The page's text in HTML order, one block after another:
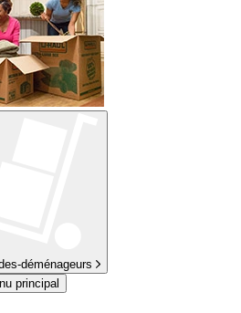
déménageurs
principal